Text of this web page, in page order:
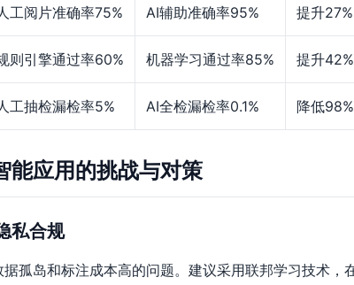
工阅片准确率75% AI辅助准确率95% 提升27%
则引擎通过率60% 机器学习通过率85% 提升42%
工抽检漏检率5% AI全检漏检率0.1% 降低98%
能应用的挑战与对策
私合规
孤岛和标注成本高的问题。建议采用联邦学习技术